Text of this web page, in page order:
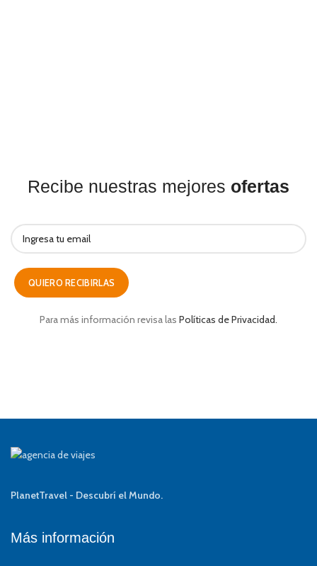
Recibe nuestras mejores ofertas
Para más información revisa las Políticas de Privacidad.
PlanetTravel - Descubrí el Mundo.
Más información